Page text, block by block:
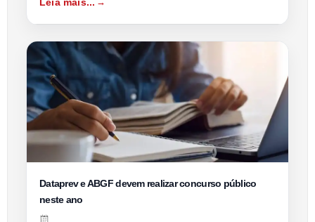
Dataprev e ABGF devem realizar concurso público
neste ano